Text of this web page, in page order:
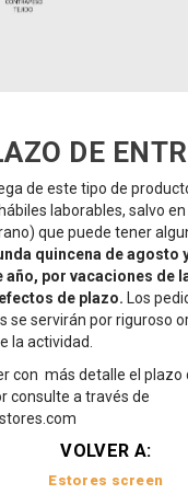
DE
de este tipo de
laborables, salvo
que puede tener
quincena de agosto
año, por vacaciones de
de plazo. Los
se servirán por riguroso
la actividad.
con más detalle el plazo
consulte a través de
VOLVER A:
Estores screen